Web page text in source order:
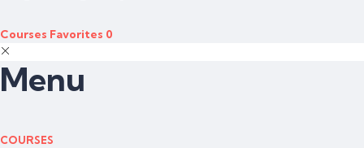
Courses Favorites 0
Menu
COURSES